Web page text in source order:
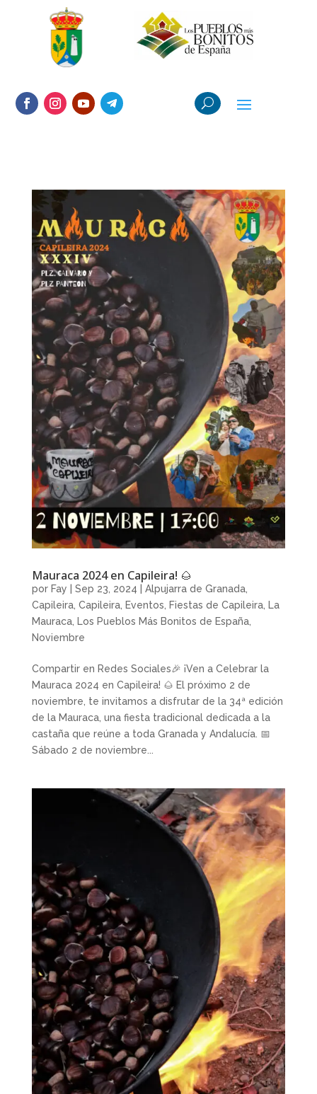
Mauraca 2024 en Capileira! 🌰
por Fay Sep 23, 2024 Alpujarra de Granada,
Capileira, Capileira, Eventos Fiestas de Capileira, La
Mauraca, Los Pueblos Más Bonitos de España,
Noviembre
Compartir en Redes Sociales🎉 ¡Ven a Celebrar la
Mauraca 2024 en Capileira! 🌰 El próximo 2 de
noviembre, te invitamos a disfrutar de la 34ª edición
de la Mauraca, una fiesta tradicional dedicada a la
castaña que reúne a toda Granada y Andalucía. 📅
Sábado 2 de noviembre...